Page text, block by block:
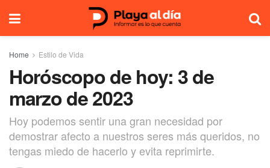
Home Estilo de Vida
Horóscopo de hoy: 3 de
marzo de 2023
Hoy podemos sentir una gran necesidad por
demostrar afecto a nuestros seres más queridos, no
tengas miedo de hacerlo y evita reprimirte.